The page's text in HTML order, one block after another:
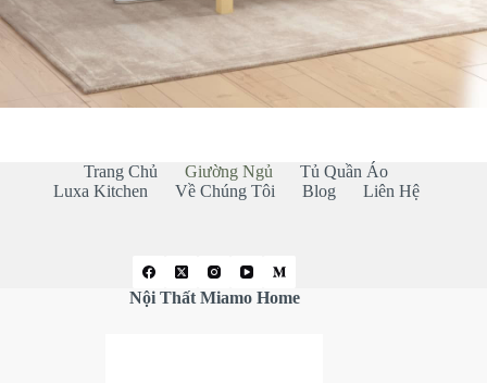
Trang Chủ Giường Ngủ
Tủ Quần Áo
Luxa Kitchen
Về Chúng Tôi Blog Liên Hệ
Nội Thất Miamo Home